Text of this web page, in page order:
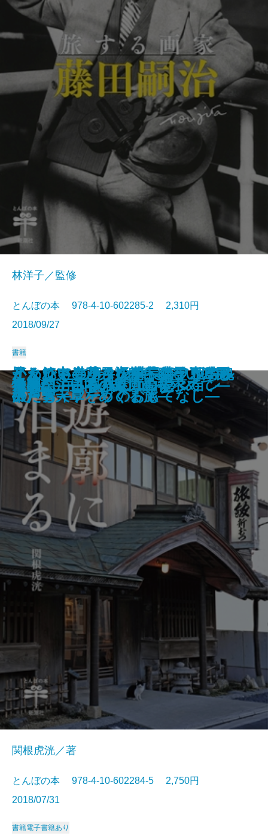
遊廓
萩尾望都 作画のひみつ
カムイの世界―語り継がれるアイ
ヌの心―
懐かしいお菓子―武井武雄の『日
本郷土菓子図譜』を味わう―
万葉集であるく奈良
いちからわかる 円山応挙
原田マハの印象派物語
思わぬ出会いに心ときめく パリ
の小さな美術館
血と笑いとエロスの絵師 岩佐又
兵衛
旅する画家 藤田嗣治
林洋子／監修
とんぼの本 978-4-10-602285-2 2,310円
2018/09/27
書籍
遊廓に泊まる
関根虎洸／著
とんぼの本 978-4-10-602284-5 2,750円
2018/07/31
書籍電子書籍あり
祇園祭――その魅力のすべて
イタリアの小さな村へ―アルベル
ゴ・ディフーゾのおもてなし―
かくれキリシタン―長崎・五島・
平戸・天草をめぐる旅―
禅のこころを描く 白隠
ミュシャ―パリの華、スラヴの魂
―
怪人 江戸川乱歩のコレクション
古事記―日本の原風景を求めて―
かわいい こわい おもしろい 長
沢芦雪
とんでも春画―妖怪・幽霊・けも
のたち―